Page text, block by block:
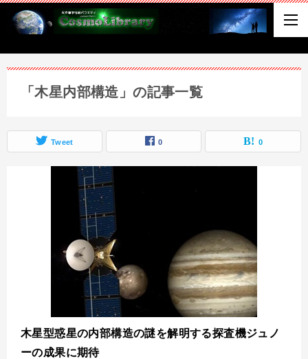
「木星内部構造」の記事一覧
Tweet 0 0
木星型惑星の内部構造の謎を解明する探査機ジュノ
ーの成果に期待